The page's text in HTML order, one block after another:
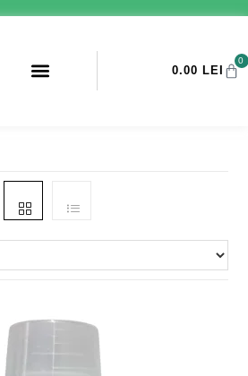
0.00 LEI
0